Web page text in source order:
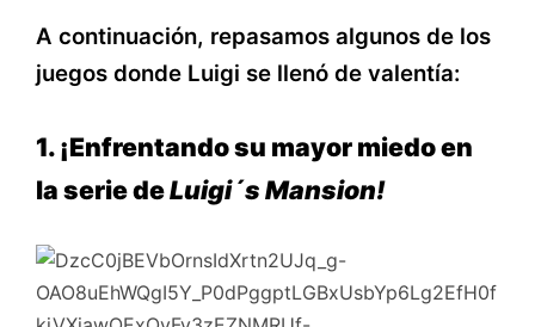
A continuación, repasamos algunos de los
juegos donde Luigi se llenó de valentía:
1. ¡Enfrentando su mayor miedo en
la serie deLuigi´s Mansion!